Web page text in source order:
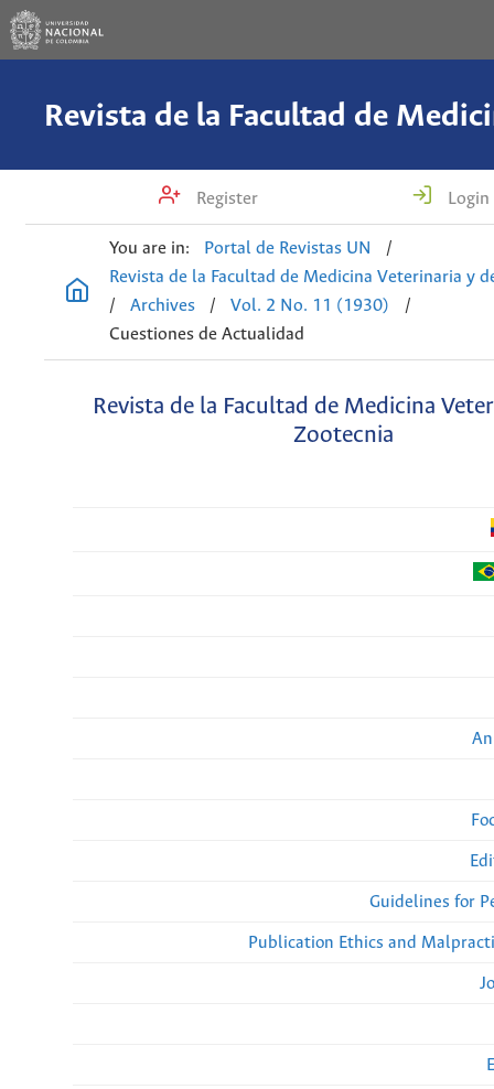
Register Login
You are in: Portal de Revistas UN
/
Revista de la Facultad de Medicina Veterinaria y
/
Archives / Vol. 2 No. 11 (1930)
/
Cuestiones de Actualidad
Revista de la Facultad de Medicina
Zootecnia
Guidelines for
Publication Ethics and